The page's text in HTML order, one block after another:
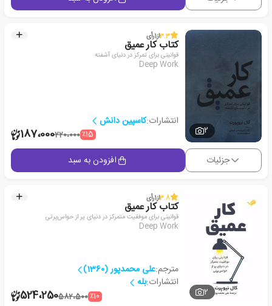
2
3.3از1رأی
کتاب کار عمیق
قوانینی برای تمرکز در دنیای آشفته
Deep Work
انتشارات:کاسپین دانش
٪15220،000187،000
جزئیات افزودن به سبد
2
3.8از1رأی
کتاب کار عمیق
قوانینی برای موفقیت متمرکز در دنیای پر از حواس‌پرتی
Deep Work
مترجم:علی محمدپور (1360)
انتشارات:بله
٪10582،500524،250